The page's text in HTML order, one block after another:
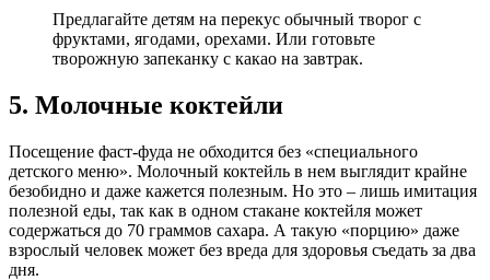
Предлагайте детям на перекус обычный творог с
фруктами, ягодами, орехами. Или готовьте
творожную запеканку с какао на завтрак.
5. Молочные коктейли
Посещение фаст-фуда не обходится без «специального
детского меню». Молочный коктейль в нем выглядит крайне
безобидно и даже кажется полезным. Но это – лишь имитация
полезной еды, так как в одном стакане коктейля может
содержаться до 70 граммов сахара. А такую «порцию» даже
взрослый человек может без вреда для здоровья съедать за два
дня.